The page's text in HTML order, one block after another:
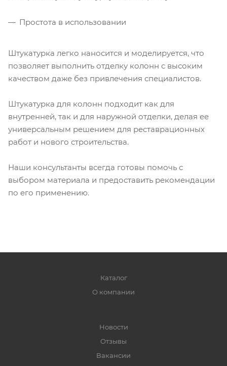
Простота в использовании
Штукатурка легко наносится и моделируется, что
позволяет выполнить отделку колонн с высоким
качеством даже без привлечения специалистов.
Штукатурка для колонн подходит как для
внутренней, так и для наружной отделки, делая ее
универсальным решением для реставрационных
работ и нового строительства.
Наши консультанты всегда готовы помочь с
выбором материала и предоставить рекомендации
по его применению.
Каталог
О компании
Новости
Отзывы
Вакансии